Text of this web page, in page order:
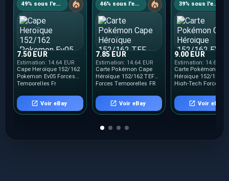
49% sous l'estimation
7.50 EUR
Estimation: 14.64 EUR
Cape Heroïque 152/162
Pokemon Ev05 Forces
Temporelles Fr
Voir eBay
46% sous l'estimation
7.85 EUR
Estimation: 14.64 EUR
Carte Pokémon Cape
Héroïque 152/162 TEF
Forces Temporelles FR
Voir eBay
39% sous l'estimation
9.00 EUR
Estimation: 14.64
Carte Pokémon
Héroique 152/162
High-Tech Forces
Voir eBay